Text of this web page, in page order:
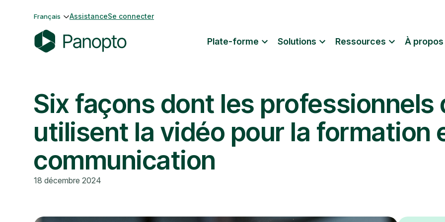
Français AssistanceSe connecter
o
p
Plate-forme Solutions Ressources À propos
Six façons dont les professionnels
utilisent la vidéo pour la formation
communication
18 décembre 2024